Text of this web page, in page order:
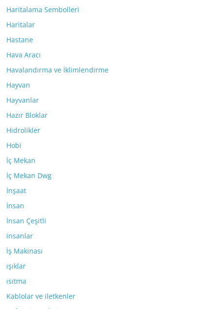
Haritalama Sembolleri
Haritalar
Hastane
Hava Aracı
Havalandırma ve İklimlendirme
Hayvan
Hayvanlar
Hazır Bloklar
Hidrolikler
Hobi
İç Mekan
İç Mekan Dwg
İnşaat
İnsan
İnsan Çeşitli
insanlar
İş Makinası
ışıklar
ısıtma
Kablolar ve iletkenler